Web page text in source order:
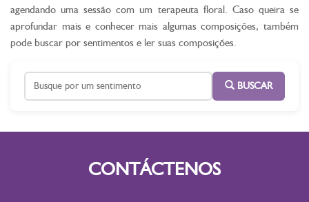
agendando uma sessão com um terapeuta floral. Caso queira se
aprofundar mais e conhecer mais algumas composições, também
pode buscar por sentimentos e ler suas composições.
BUSCAR
CONTÁCTENOS